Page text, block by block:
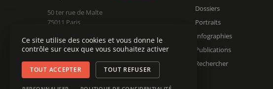
50 ter rue de Malte
75011 Paris
Président :Claude Chollet
Dir. rédaction :Édouard Chanot
Nous écrire : contact@ojim.fr
Dossiers
Portraits
Infographies
Publications
Rechercher
Ce site utilise des cookies et vous donne le
contrôle sur ceux que vous souhaitez activer
TOUT ACCEPTER TOUT REFUSER